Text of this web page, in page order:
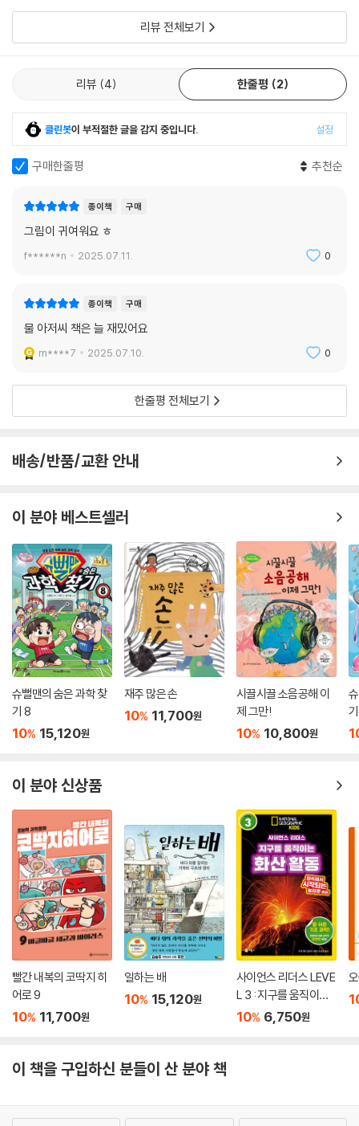
리뷰 전체보기
리뷰 4 한줄평 2
클린봇이 부적절한 글을 감지 중입니다. 설정
구매한줄평 추천순
종이책 구매
그림이 귀여워요 ㅎ
f******n 2025.07.11. 0
종이책 구매
물 아저씨 책은 늘 재밌어요
m****7 2025.07.10. 0
한줄평 전체보기
배송/반품/교환 안내
이 분야 베스트셀러
슈뻘맨의 숨은 과학 찾
기 8
10% 15,120원
재주 많은 손
10% 11,700원
시끌시끌 소음공해 이
제 그만!
10% 10,800원
이 분야 신상품
빨간 내복의 코딱지 히
어로 9
10% 11,700원
일하는 배
10% 15,120원
사이언스 리더스 LEVE
L 3 : 지구를 움직이는
화산 활동
10% 6,750원
이 책을 구입하신 분들이 산 분야 책